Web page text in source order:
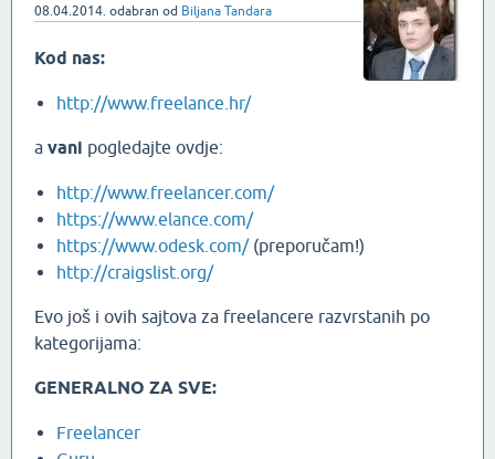
08.04.2014. odabran od Biljana Tandara
Kod nas:
http://www.freelance.hr/
a vani pogledajte ovdje:
http://www.freelancer.com/
https://www.elance.com/
https://www.odesk.com/(preporučam!)
http://craigslist.org/
Evo još i ovih sajtova za freelancere razvrstanih po
kategorijama:
GENERALNO ZA SVE:
Freelancer